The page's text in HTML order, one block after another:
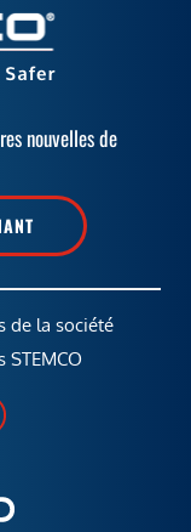
nouvelles de
de la société
STEMCO